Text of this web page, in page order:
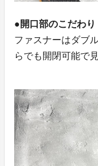
●開口部のこだわり
ファスナーはダブ
らでも開閉可能で